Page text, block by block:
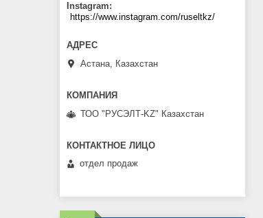
Instagram
https://www.instagram.com/ruseltkz/
Астана, Казахстан
ТОО "РУСЭЛТ-KZ" Казахстан
отдел продаж